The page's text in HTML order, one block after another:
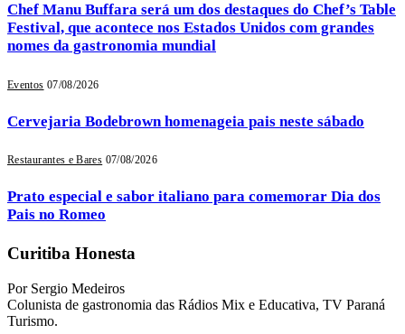
Chef Manu Buffara será um dos destaques do Chef’s Table
Festival, que acontece nos Estados Unidos com grandes
nomes da gastronomia mundial
Eventos 07/08/2026
Cervejaria Bodebrown homenageia pais neste sábado
Restaurantes e Bares 07/08/2026
Prato especial e sabor italiano para comemorar Dia dos
Pais no Romeo
Curitiba Honesta
Por Sergio Medeiros
Colunista de gastronomia das Rádios Mix e Educativa, TV Paraná
Turismo.